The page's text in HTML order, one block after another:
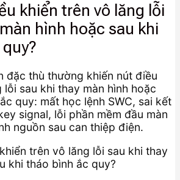
khiển trên vô lăng lỗi
hình hoặc sau khi
đặc thù thường khiến nút điều
sau khi thay màn hình hoặc
quy: mất học lệnh SWC, sai kết
signal, lỗi phần mềm đầu màn
nguồn sau can thiệp điện.